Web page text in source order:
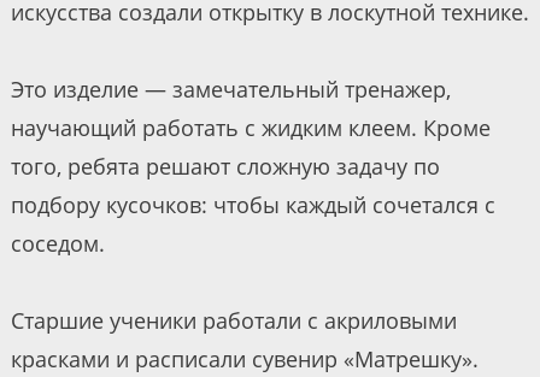
искусства создали открытку в лоскутной технике.
Это изделие — замечательный тренажер,
научающий работать с жидким клеем. Кроме
того, ребята решают сложную задачу по
подбору кусочков: чтобы каждый сочетался с
соседом.
Старшие ученики работали с акриловыми
красками и расписали сувенир «Матрешку».